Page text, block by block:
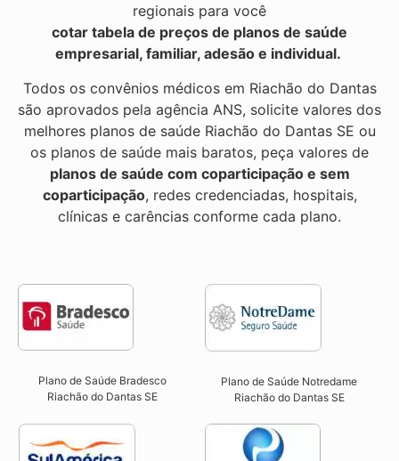
regionais para você
cotar tabela de preços de planos de saúde
empresarial, familiar, adesão e individual.
Todos os convênios médicos em Riachão do Dantas
são aprovados pela agência ANS, solicite valores dos
melhores planos de saúde Riachão do Dantas SE ou
os planos de saúde mais baratos, peça valores de
planos de saúde com coparticipação e sem
coparticipação, redes credenciadas, hospitais,
clínicas e carências conforme cada plano.
Plano de Saúde Bradesco
Riachão do Dantas SE
Plano de Saúde Notredame
Riachão do Dantas SE​